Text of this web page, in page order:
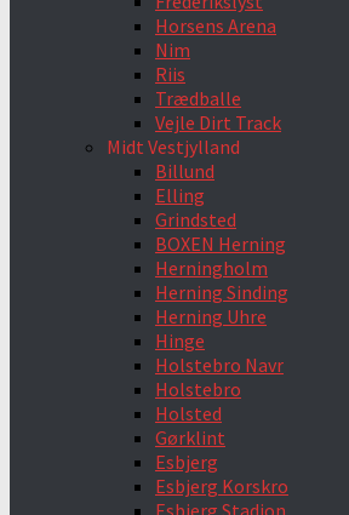
Horsens Arena
Nim
Riis
Trædballe
Vejle Dirt Track
Midt Vestjylland
Billund
Elling
Grindsted
BOXEN Herning
Herningholm
Herning Sinding
Herning Uhre
Hinge
Holstebro Navr
Holstebro
Holsted
Gørklint
Esbjerg
Esbjerg Korskro
Esbjerg Stadion